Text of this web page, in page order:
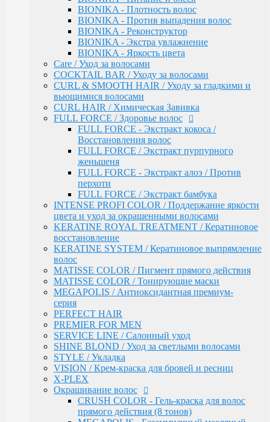
KERATINE SYSTEM / Кератиновое выпрямление
волос
MATISSE COLOR / Пигмент прямого действия
MATISSE COLOR / Тонирующие маски
MEGAPOLIS / Антиоксидантная премиум-серия
PERFECT HAIR
PREMIER FOR MEN
SERVICE LINE / Салонный уход
SHINE BLOND / Уход за светлыми волосами
STYLE / Укладка
VISION / Крем-краска для бровей и ресниц
X-PLEX
Окрашивание волос
CRUSH COLOR - Гель-краска для волос
прямого действия (8 тонов)
MEGAPOLIS - Безаммиачный масляный
краситель
MEGAPOLIS NEW - Окисляющая крем-
эмульсия
COLOR - Перманентная крем-краска для
волос (96) тонов, 60мл-100мл
OLLIN COLOR / PLATINUM COLLECTION
OLLIN COLOR - FASHION COLOR (5
BLOND / Осветляющий порошок
OXY - Окислительная эмульсия
N-JOY / Перманентная крем-краска для
N-JOY - Окисляющий крем-активатор
PERFORMANCE / Стойкая крем-краска
PERFORMANCE / Осветление
PERFORMANCE / Окисляющая эмульсия
SILK TOUCH - Безаммиачный стойкий
краситель
SILK TOUCH - Безаммиачный
Осветляющий Крем
SILK TOUCH / Окисляющая Крем-Эмульсия
Fluid pre-color - Флюид-препигментатор
BIONIKA - Плотность волос
BIONIKA - Против выпадения волос
BIONIKA - Реконструктор
BIONIKA - Экстра увлажнение
BIONIKA - Яркость цвета
Care / Уход за волосами
COCKTAIL BAR / Уходу за волосами
CURL & SMOOTH HAIR / Уходу за гладкими и
вьющимися волосами
CURL HAIR / Химическая Завивка
FULL FORCE / Здоровье волос
FULL FORCE - Экстракт кокоса /
Восстановления волос
FULL FORCE / Экстракт пурпурного
женьшеня
FULL FORCE - Экстракт алоэ / Против
перхоти
FULL FORCE / Экстракт бамбука
INTENSE PROFI COLOR / Поддержание яркости
цвета и уход за окрашенными волосами
KERATINE ROYAL TREATMENT / Кератиновое
восстановление
KERATINE SYSTEM / Кератиновое выпрямление
волос
MATISSE COLOR / Пигмент прямого действия
MATISSE COLOR / Тонирующие маски
MEGAPOLIS / Антиоксидантная премиум-
серия
PERFECT HAIR
PREMIER FOR MEN
SERVICE LINE / Салонный уход
SHINE BLOND / Уход за светлыми волосами
STYLE / Укладка
VISION / Крем-краска для бровей и ресниц
X-PLEX
Окрашивание волос
CRUSH COLOR - Гель-краска для волос
прямого действия (8 тонов)